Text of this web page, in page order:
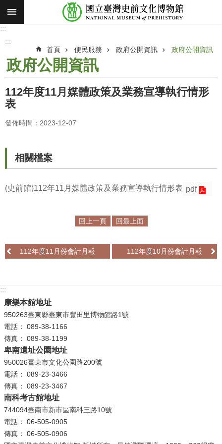
跳到主要內容區塊
搜
願
使
命
最
息
參
習
識
我
們
便
民
服
務
性
別
平
:::
:::
首頁 便民服務 政府公開資訊 政府公開資訊
政府公開資訊
112年度11月媒體政策及業務宣導執行情形
表
發佈時間：2023-12-07
相關檔案
(史前館)112年11月媒體政策及業務宣導執行情形表 pdf
回上一頁 回最上面
112年度11月份會計月報 112年度10月份會計月報
:::
康樂本館地址
950263臺東縣臺東市豐田里博物館路1號
電話： 089-38-1166
傳真： 089-38-1199
卑南遺址公園地址
950026臺東市文化公園路200號
電話： 089-23-3466
傳真： 089-23-3467
南科考古館地址
744094臺南市新市區南科三路10號
電話： 06-505-0905
傳真： 06-505-0906